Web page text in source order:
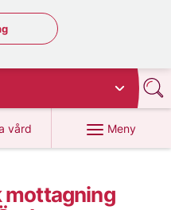
regionsväljaren
vård
1177.se
Meny